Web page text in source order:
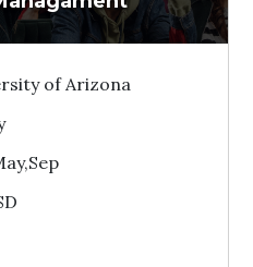
of Arizona